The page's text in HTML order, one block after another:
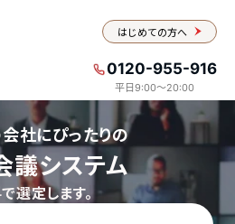
はじめての方へ
0120-955-916
平日9:00〜20:00
社にぴったりの
議システム
選定します。